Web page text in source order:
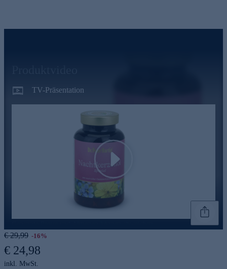
TV-Präsentation
Play
€ 29,99 -16%
€ 24,98
inkl. MwSt.